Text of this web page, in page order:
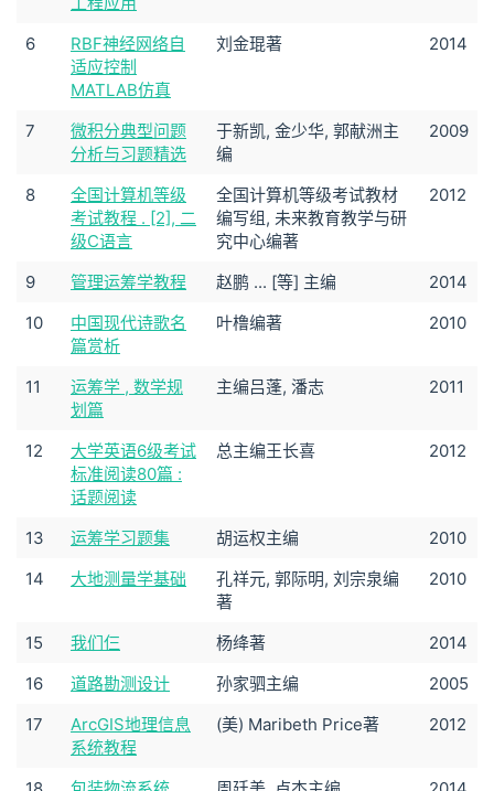
6
RBF神经网络自
适应控制
MATLAB仿真
刘金琨著 2014
7
微积分典型问题
分析与习题精选
于新凯, 金少华, 郭献洲主
编
2009
8
全国计算机等级
考试教程 . [2], 二
级C语言
全国计算机等级考试教材
编写组, 未来教育教学与研
究中心编著
2012
9 管理运筹学教程 赵鹏 ... [等] 主编
2014
10
中国现代诗歌名
篇赏析
叶橹编著 2010
11
运筹学 , 数学规
划篇
主编吕蓬, 潘志 2011
12
大学英语6级考试
标准阅读80篇 :
话题阅读
总主编王长喜 2012
13 运筹学习题集 胡运权主编
2010
14
大地测量学基础
孔祥元, 郭际明, 刘宗泉编
著
2010
15 我们仨 杨绛著
2014
16
道路勘测设计 孙家驷主编
2005
17
ArcGIS地理信息
系统教程
(美) Maribeth Price著 2012